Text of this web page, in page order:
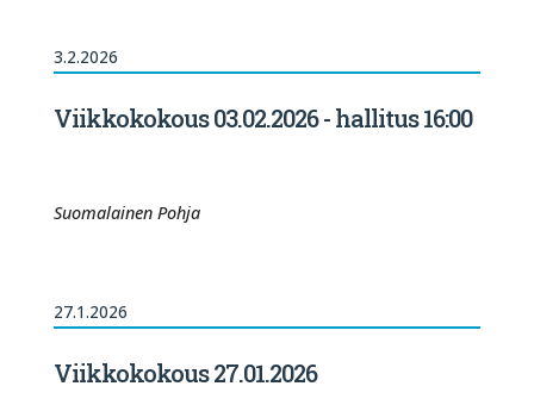
3.2.2026
Viikkokokous 03.02.2026 - hallitus 16:00
Suomalainen Pohja
27.1.2026
Viikkokokous 27.01.2026